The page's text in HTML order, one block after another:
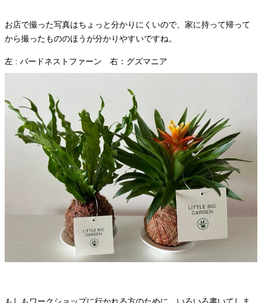
お店で撮った写真はちょっと分かりにくいので、家に持って帰って
から撮ったもののほうが分かりやすいですね。
左 : バードネストファーン 右：グズマニア
もしもワークショップに行かれる方のために、いろいろ書いてしま